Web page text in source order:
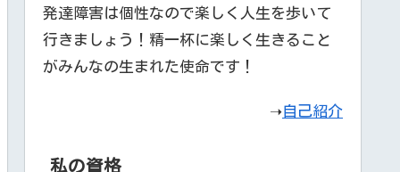
発達障害は個性なので楽しく人生を歩いて
行きましょう！精一杯に楽しく生きること
がみんなの生まれた使命です！
➝自己紹介
私の資格